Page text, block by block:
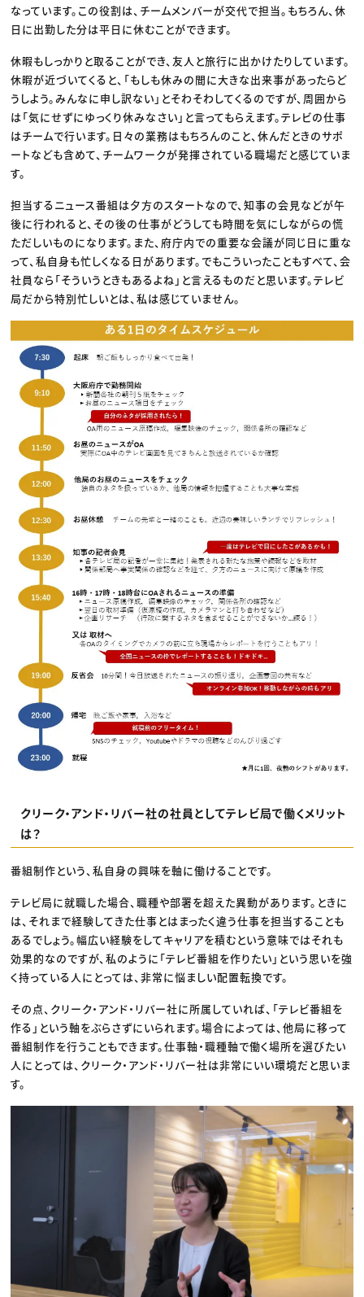
なっています。この役割は、チームメンバーが交代で担当。もちろん、休
日に出勤した分は平日に休むことができます。
休暇もしっかりと取ることができ、友人と旅行に出かけたりしています。
休暇が近づいてくると、「もしも休みの間に大きな出来事があったらど
うしよう。みんなに申し訳ない」とそわそわしてくるのですが、周囲から
は「気にせずにゆっくり休みなさい」と言ってもらえます。テレビの仕事
はチームで行います。日々の業務はもちろんのこと、休んだときのサポ
ートなども含めて、チームワークが発揮されている職場だと感じていま
す。
担当するニュース番組は夕方のスタートなので、知事の会見などが午
後に行われると、その後の仕事がどうしても時間を気にしながらの慌
ただしいものになります。また、府庁内での重要な会議が同じ日に重な
って、私自身も忙しくなる日があります。でもこういったこともすべて、会
社員なら「そういうときもあるよね」と言えるものだと思います。テレビ
局だから特別忙しいとは、私は感じていません。
クリーク・アンド・リバー社の社員としてテレビ局で働くメリット
は？
番組制作という、私自身の興味を軸に働けることです。
テレビ局に就職した場合、職種や部署を超えた異動があります。ときに
は、それまで経験してきた仕事とはまったく違う仕事を担当することも
あるでしょう。幅広い経験をしてキャリアを積むという意味ではそれも
効果的なのですが、私のように「テレビ番組を作りたい」という思いを強
く持っている人にとっては、非常に悩ましい配置転換です。
その点、クリーク・アンド・リバー社に所属していれば、「テレビ番組を
作る」という軸をぶらさずにいられます。場合によっては、他局に移って
番組制作を行うこともできます。仕事軸・職種軸で働く場所を選びたい
人にとっては、クリーク・アンド・リバー社は非常にいい環境だと思いま
す。